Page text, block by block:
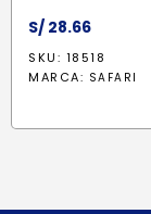
S/ 28.66
SKU: 18518
MARCA: SAFARI